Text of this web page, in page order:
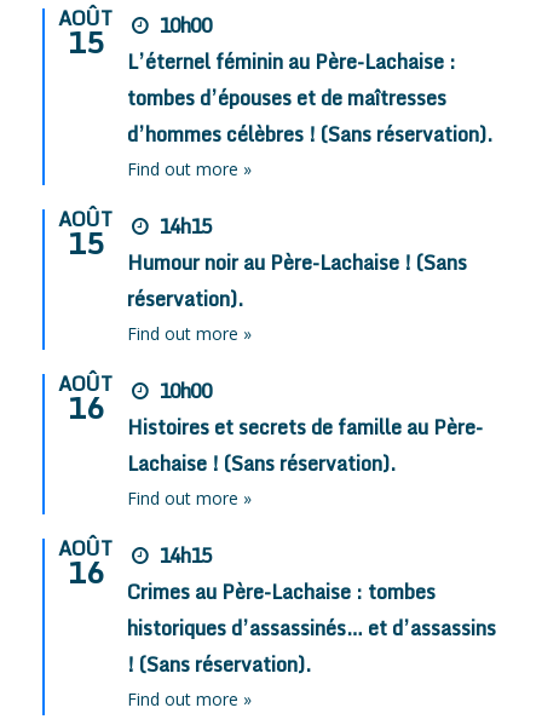
AOÛT
15
10h00
L’éternel féminin au Père-Lachaise :
tombes d’épouses et de maîtresses
d’hommes célèbres ! (Sans réservation).
Find out more »
AOÛT
15
14h15
Humour noir au Père-Lachaise ! (Sans
réservation).
Find out more »
AOÛT
16
10h00
Histoires et secrets de famille au Père-
Lachaise ! (Sans réservation).
Find out more »
AOÛT
16
14h15
Crimes au Père-Lachaise : tombes
historiques d’assassinés… et d’assassins
! (Sans réservation).
Find out more »